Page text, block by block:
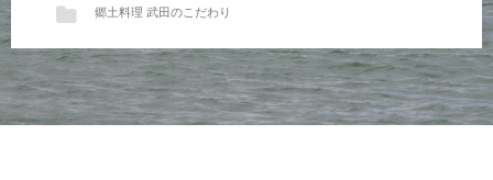
標津の旬の味覚。毎日更新のお品書き。
標津には鮭だけでなく、ホタテ、カ…
郷土料理 武田のこだわり